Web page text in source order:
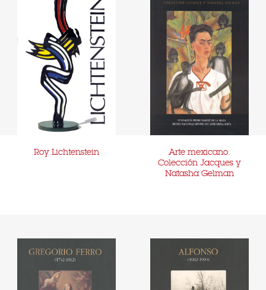
Roy Lichtenstein
Arte mexicano.
Colección Jacques y
Natasha Gelman